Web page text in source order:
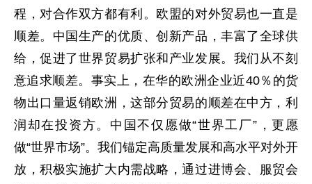
程，对合作双方都有利。欧盟的对外贸易也一直是
顺差。中国生产的优质、创新产品，丰富了全球供
给，促进了世界贸易扩张和产业发展。我们从不刻
意追求顺差。事实上，在华的欧洲企业近40％的货
物出口量返销欧洲，这部分贸易的顺差在中方，利
润却在投资方。中国不仅愿做“世界工厂”，更愿
做“世界市场”。我们锚定高质量发展和高水平对外开
放，积极实施扩大内需战略，通过进博会、服贸会